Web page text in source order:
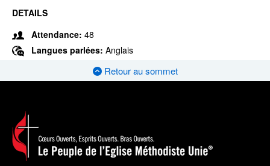
DETAILS
Attendance: 48
Langues parlées: Anglais
Retour au sommet